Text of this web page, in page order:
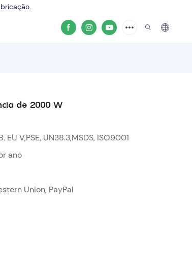
de 2000 W
EU V,PSE, UN38.3,MSDS, ISO9001
ano
Union, PayPal